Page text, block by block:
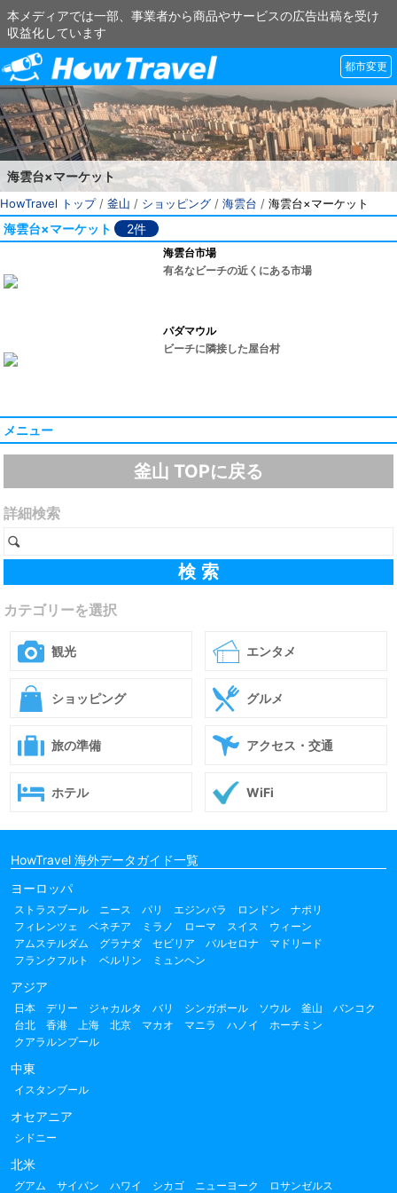
本メディアでは一部、事業者から商品やサービスの広告出稿を受け
収益化しています
都市変更
海雲台×マーケット
HowTravel トップ/ 釜山 / ショッピング / 海雲台 / 海雲台×マーケット
海雲台×マーケット 2件
海雲台市場
有名なビーチの近くにある市場
パダマウル
ビーチに隣接した屋台村
メニュー
釜山 TOPに戻る
詳細検索
カテゴリーを選択
観光 エンタメ
ショッピング グルメ
旅の準備 アクセス・交通
ホテル WiFi
HowTravel 海外データガイド一覧
ヨーロッパ
ストラスブール ニース パリ エジンバラ ロンドン
ナポリ
フィレンツェ
ベネチア ミラノ ローマ スイス
ウィーン
アムステルダム
グラナダ セビリア バルセロナ
マドリード
フランクフルト
ベルリン ミュンヘン
アジア
日本 デリー ジャカルタ バリ シンガポール ソウル 釜山
バンコク
台北
香港 上海 北京 マカオ マニラ ハノイ
ホーチミン
クアラルンプール
中東
イスタンブール
オセアニア
シドニー
北米
グアム サイパン ハワイ シカゴ ニューヨーク ロサンゼルス